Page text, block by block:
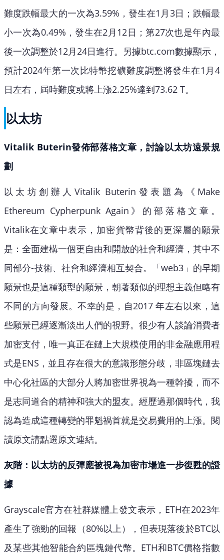
難度跌幅最大的一次為3.59%，發生在1月3日；跌幅最
小一次為0.49%，發生在2月12日；第27次也是年內最
後一次調整於12月24日進行。另據btc.com數據顯示，
預計2024年第一次比特幣挖礦難度調整將發生在1月4
日左右，屆時難度或將上漲2.25%達到73.62 T。
以太坊
Vitalik Buterin發佈部落格文章，討論以太坊遠景規
劃
以太坊創辦人Vitalik Buterin發表題為《Make
Ethereum Cypherpunk Again》的部落格文章。
Vitalik在文章中表示，加密貨幣背後的更深層的願景
是：全面建構一個更自由和開放的社會和經濟，其中不
同部分-技術、社會和經濟相互契合。「web3」的早期
願景也是這種類型的願景，朝著類似的理想主義但略有
不同的方向發展。不幸的是，自2017 年左右以來，這
些願景已經逐漸淡出人們的視野。很少有人談論消費者
加密支付，唯一真正在鏈上大規模使用的非金融應用程
式是ENS，並且存在很大的意識形態分歧，非區塊鏈去
中心化社區的大部分人將加密世界視為一種幹擾，而不
是志同道合的精神和強大的盟友。經歷過那個時代，我
認為造成這種轉變的罪魁禍首就是交易費用的上漲。閱
讀原文請點選原文連結。
灰階：以太坊的反彈應被視為加密市場進一步復甦的證
據
Grayscale官方在社群媒體上發文表示，ETH在2023年
產生了強勁的回報（80%以上），但表現落後於BTC以
及某些其他智能合約區塊鏈代幣。ETH和BTC價格指數